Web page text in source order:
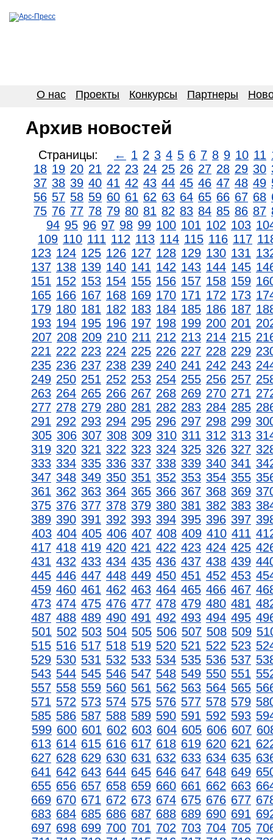
О нас Проекты Конкурсы Партнеры
Архив новостей
Страницы: ← 1 2 3 4 5 6 7 8 9 10 11
18 19 20 21 22 23 24 25 26 27 28 29 30
37 38 39 40 41 42 43 44 45 46 47 48 49
56 57 58 59 60 61 62 63 64 65 66 67 68
75 76 77 78 79 80 81 82 83 84 85 86 87
94 95 96 97 98 99 100 101 102 103
109 110 111 112 113 114 115 116 117
123 124 125 126 127 128 129 130 131
137 138 139 140 141 142 143 144 145
151 152 153 154 155 156 157 158 159
165 166 167 168 169 170 171 172 173
179 180 181 182 183 184 185 186 187
193 194 195 196 197 198 199 200 201
207 208 209 210 211 212 213 214 215
221 222 223 224 225 226 227 228 229
235 236 237 238 239 240 241 242 243
249 250 251 252 253 254 255 256 257
263 264 265 266 267 268 269 270 271
277 278 279 280 281 282 283 284 285
291 292 293 294 295 296 297 298 299
305 306 307 308 309 310 311 312 313
319 320 321 322 323 324 325 326 327
333 334 335 336 337 338 339 340 341
347 348 349 350 351 352 353 354 355
361 362 363 364 365 366 367 368 369
375 376 377 378 379 380 381 382 383
389 390 391 392 393 394 395 396 397
403 404 405 406 407 408 409 410 411
417 418 419 420 421 422 423 424 425
431 432 433 434 435 436 437 438 439
445 446 447 448 449 450 451 452 453
459 460 461 462 463 464 465 466 467
473 474 475 476 477 478 479 480 481
487 488 489 490 491 492 493 494 495
501 502 503 504 505 506 507 508 509
515 516 517 518 519 520 521 522 523
529 530 531 532 533 534 535 536 537
543 544 545 546 547 548 549 550 551
557 558 559 560 561 562 563 564 565
571 572 573 574 575 576 577 578 579
585 586 587 588 589 590 591 592 593
599 600 601 602 603 604 605 606 607
613 614 615 616 617 618 619 620 621
627 628 629 630 631 632 633 634 635
641 642 643 644 645 646 647 648 649
655 656 657 658 659 660 661 662 663
669 670 671 672 673 674 675 676 677
683 684 685 686 687 688 689 690 691
697 698 699 700 701 702 703 704 705